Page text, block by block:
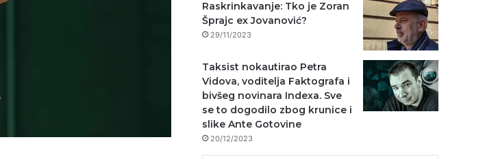
Raskrinkavanje: Tko je Zoran
Šprajc ex Jovanović?
29/11/2023
Taksist nokautirao Petra
Vidova, voditelja Faktografa i
bivšeg novinara Indexa. Sve
se to dogodilo zbog krunice i
slike Ante Gotovine
20/12/2023